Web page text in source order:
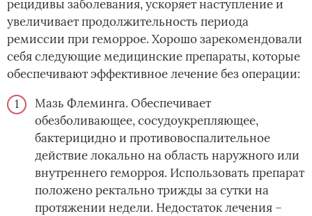
рецидивы заболевания, ускоряет наступление и
увеличивает продолжительность периода
ремиссии при геморрое. Хорошо зарекомендовали
себя следующие медицинские препараты, которые
обеспечивают эффективное лечение без операции:
Мазь Флеминга. Обеспечивает
обезболивающее, сосудоукрепляющее,
бактерицидно и противовоспалительное
действие локально на область наружного или
внутреннего геморроя. Использовать препарат
положено ректально трижды за сутки на
протяжении недели. Недостаток лечения –